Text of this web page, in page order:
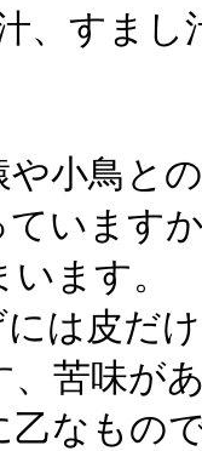
、すま
小鳥と
います
ます。
は皮だ
、苦味が
なもの